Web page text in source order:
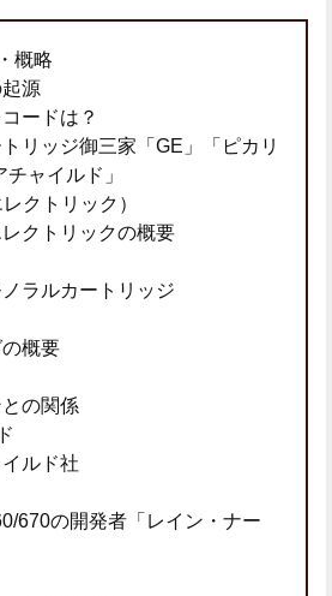
概略
源
ードは？
リッジ御三家「GE」「ピカリ
ャイルド」
クトリック）
クトリックの概要
ラルカートリッジ
概要
の関係
ルド社
670の開発者「レイン・ナー